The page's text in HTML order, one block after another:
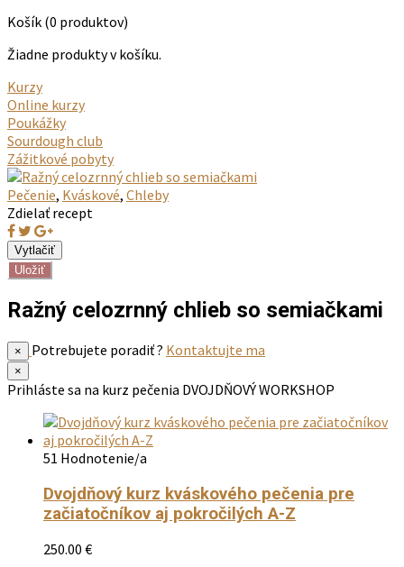
Košík (0 produktov)
Žiadne produkty v košíku.
Kurzy
Online kurzy
Poukážky
Sourdough club
Zážitkové pobyty
Pečenie, Kváskové, Chleby
Zdielať recept
Uložiť
Ražný celozrnný chlieb so semiačkami
× Potrebujete poradiť ? Kontaktujte ma
×
Prihláste sa na kurz pečenia DVOJDŇOVÝ WORKSHOP
51 Hodnotenie/a
Dvojdňový kurz kváskového pečenia pre
začiatočníkov aj pokročilých A-Z
250.00 €